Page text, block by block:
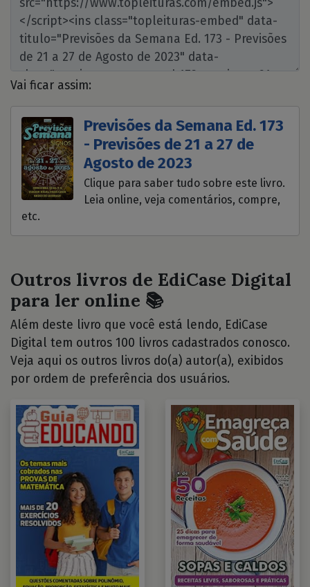
Vai ficar assim:
Previsões da Semana Ed. 173
- Previsões de 21 a 27 de
Agosto de 2023
Clique para saber tudo sobre este livro.
Leia online, veja comentários, compre,
etc.
Outros livros de EdiCase Digital
para ler online 📚
Além deste livro que você está lendo, EdiCase
Digital tem outros 100 livros cadastrados conosco.
Veja aqui os outros livros do(a) autor(a), exibidos
por ordem de preferência dos usuários.